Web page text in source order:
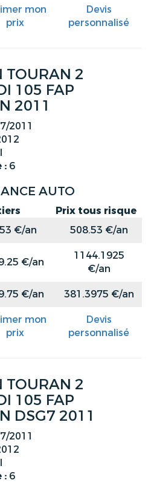
mon
prix
Devis
personnalisé
TOURAN 2
105 FAP
2011
2011
: 6
AUTO
Prix tous risque
€/an
508.53 €/an
€/an
1144.1925
€/an
€/an 381.3975 €/an
mon
prix
Devis
personnalisé
TOURAN 2
105 FAP
DSG7 2011
2011
: 6